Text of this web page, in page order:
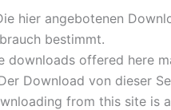
hier angebotenen
bestimmt.
downloads offered here
Download von dieser
from this site is